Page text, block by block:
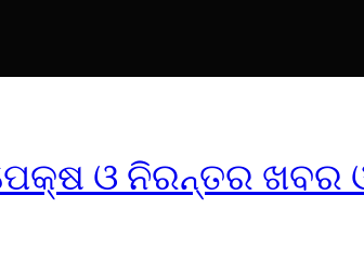
ଓ ନିରନ୍ତର